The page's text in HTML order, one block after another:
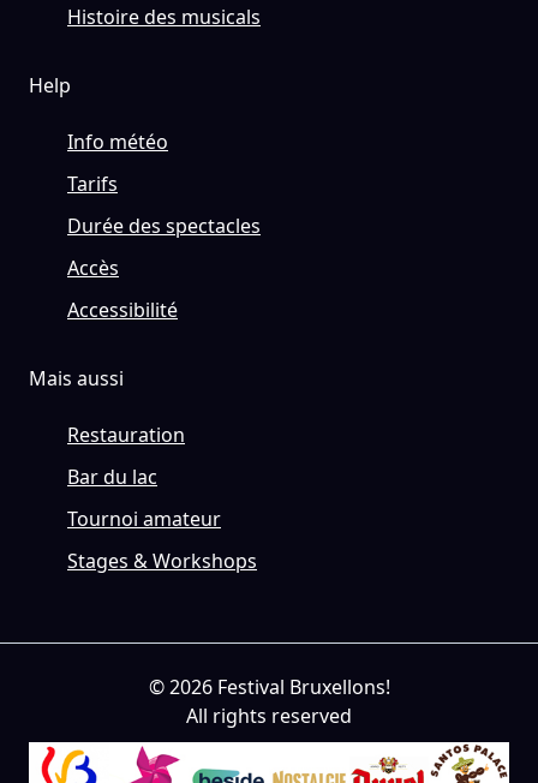
Histoire des musicals
Help
Info météo
Tarifs
Durée des spectacles
Accès
Accessibilité
Mais aussi
Restauration
Bar du lac
Tournoi amateur
Stages & Workshops
© 2026 Festival Bruxellons!
All rights reserved